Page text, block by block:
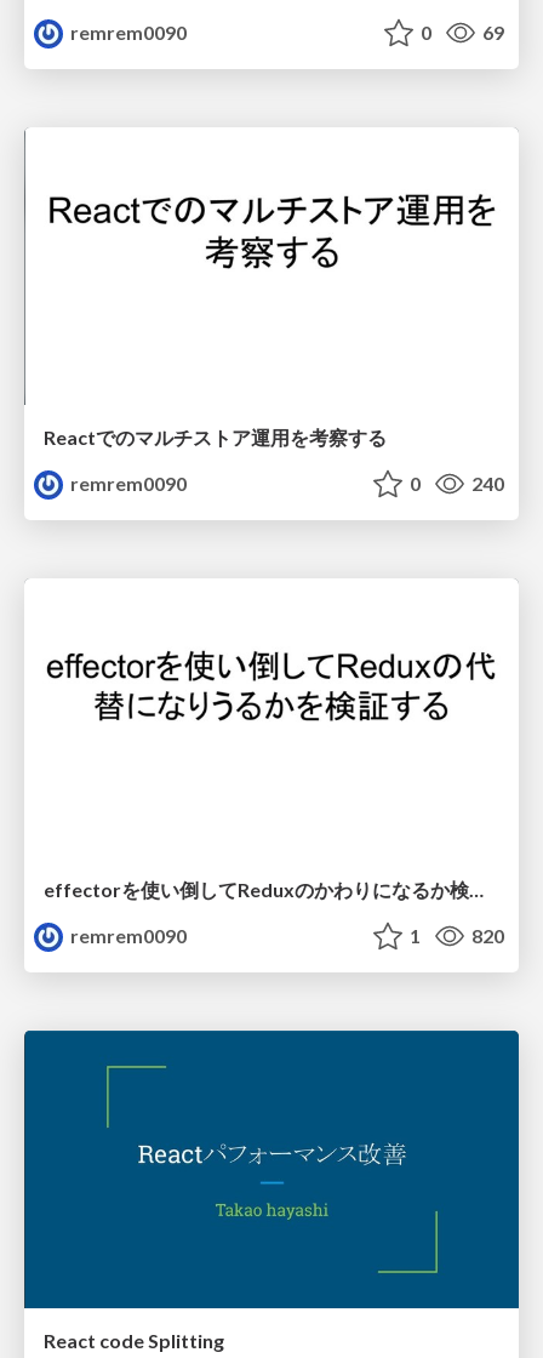
remrem0090
0 69
Reactでのマルチストア運用を考察する
remrem0090
0 240
effectorを使い倒してReduxのかわりになるか検証する
remrem0090
1 820
React code Splitting